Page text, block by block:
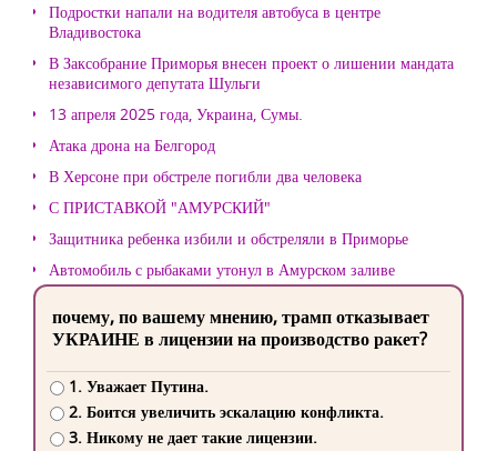
Подростки напали на водителя автобуса в центре
Владивостока
В Заксобрание Приморья внесен проект о лишении мандата
независимого депутата Шульги
13 апреля 2025 года, Украина, Сумы.
Атака дрона на Белгород
В Херсоне при обстреле погибли два человека
С ПРИСТАВКОЙ "АМУРСКИЙ"
Защитника ребенка избили и обстреляли в Приморье
Автомобиль с рыбаками утонул в Амурском заливе
почему, по вашему мнению, трамп отказывает
УКРАИНЕ в лицензии на производство ракет?
1. Уважает Путина.
2. Боится увеличить эскалацию конфликта.
3. Никому не дает такие лицензии.